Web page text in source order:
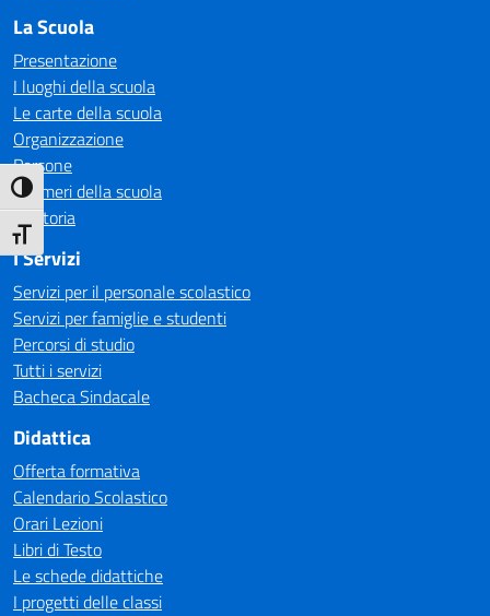
Attiva/disattiva alto contrasto
Attiva/disattiva dimensione testo
La Scuola
Presentazione
I luoghi della scuola
Le carte della scuola
Organizzazione
Persone
I numeri della scuola
La storia
I Servizi
Servizi per il personale scolastico
Servizi per famiglie e studenti
Percorsi di studio
Tutti i servizi
Bacheca Sindacale
Didattica
Offerta formativa
Calendario Scolastico
Orari Lezioni
Libri di Testo
Le schede didattiche
I progetti delle classi